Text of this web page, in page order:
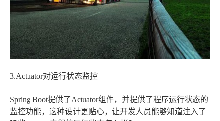
3.Actuator对运行状态监控
Spring Boot提供了Actuator组件，并提供了程序运行状态的
监控功能，这种设计更贴心，让开发人员能够知道注入了